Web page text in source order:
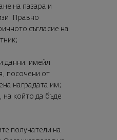
на пазара и
Правно
съгласие на
данни: имейл
посочени от
наградата им;
който да бъде
получатели на